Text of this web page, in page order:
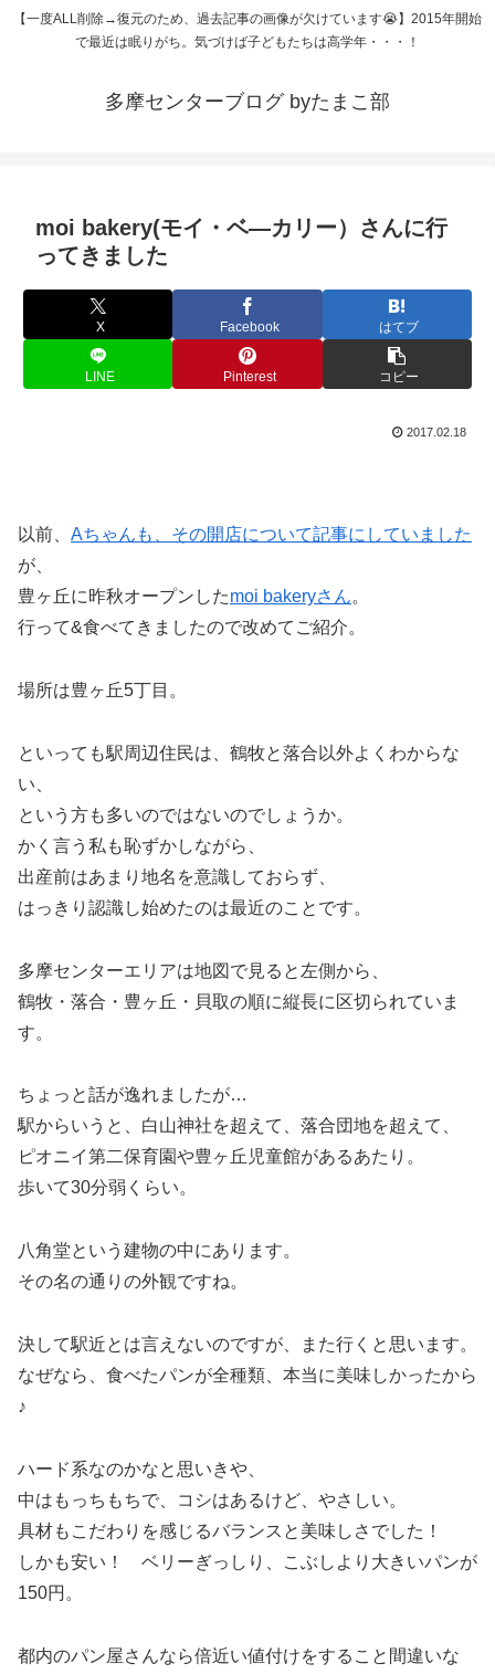
【一度ALL削除→復元のため、過去記事の画像が欠けています😭】2015年開始
で最近は眠りがち。気づけば子どもたちは高学年・・・！
多摩センターブログ byたまこ部
moi bakery(モイ・ベ―カリー）さんに行
ってきました
X Facebook はてブ
LINE Pinterest コピー
2017.02.18
以前、 Aちゃんも、その開店について記事にしていました
が、
豊ヶ丘に昨秋オープンしたmoi bakeryさん。
行って&食べてきましたので改めてご紹介。
場所は豊ヶ丘5丁目。
といっても駅周辺住民は、鶴牧と落合以外よくわからな
い、
という方も多いのではないのでしょうか。
かく言う私も恥ずかしながら、
出産前はあまり地名を意識しておらず、
はっきり認識し始めたのは最近のことです。
多摩センターエリアは地図で見ると左側から、
鶴牧・落合・豊ヶ丘・貝取の順に縦長に区切られていま
す。
ちょっと話が逸れましたが…
駅からいうと、白山神社を超えて、落合団地を超えて、
ピオニイ第二保育園や豊ヶ丘児童館があるあたり。
歩いて30分弱くらい。
八角堂という建物の中にあります。
その名の通りの外観ですね。
決して駅近とは言えないのですが、また行くと思います。
なぜなら、食べたパンが全種類、本当に美味しかったから
♪
ハード系なのかなと思いきや、
中はもっちもちで、コシはあるけど、やさしい。
具材もこだわりを感じるバランスと美味しさでした！
しかも安い！ ベリーぎっしり、こぶしより大きいパンが
150円。
都内のパン屋さんなら倍近い値付けをすること間違いな